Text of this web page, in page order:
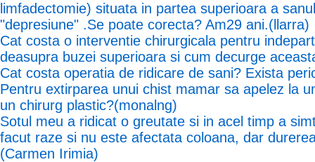
limfadectomie) situata in partea superioara a
"depresiune" .Se poate corecta? Am29 ani.(llarra)
Cat costa o interventie chirurgicala pentru
deasupra buzei superioara si cum decurge
Cat costa operatia de ridicare de sani? Exista
Pentru extirparea unui chist mamar sa apelez la
un chirurg plastic?(monalng)
Sotul meu a ridicat o greutate si in acel timp a
facut raze si nu este afectata coloana, dar
(Carmen Irimia)